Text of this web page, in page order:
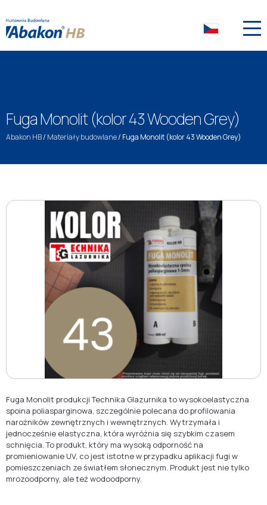
Fuga Monolit (kolor 43 Wooden Grey)
Abakon HB/ Materiały budowlane/ Fuga Monolit (kolor 43 Wooden Grey)
Fuga Monolit produkcji Technika Glazurnika to wysokoelastyczna
spoina poliasparginowa, szczególnie polecana do profilowania
narożników zewnętrznych i wewnętrznych. Wytrzymała i
jednocześnie elastyczna, która wyróżnia się szybkim czasem
schnięcia. To produkt, który ma wysoką odporność na
promieniowanie UV, co jest istotne w przypadku aplikacji fugi w
pomieszczeniach ze światłem słonecznym. Produkt jest nie tylko
mrozoodporny, ale też wodoodporny.